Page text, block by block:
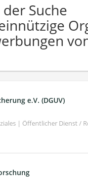
Suche
e.V. (DGUV)
| Öffentlicher Dienst /